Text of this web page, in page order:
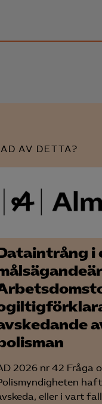
AV DETTA?
i
2026 nr 42 Fråga
eller i vart